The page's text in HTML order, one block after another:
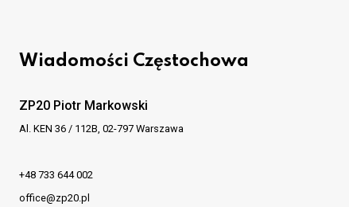
Wiadomości Częstochowa
ZP20 Piotr Markowski
Al. KEN 36 / 112B, 02-797 Warszawa
+48 733 644 002
office@zp20.pl